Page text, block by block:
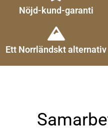
Nöjd-kund-garanti
Ett Norrländskt alternativ